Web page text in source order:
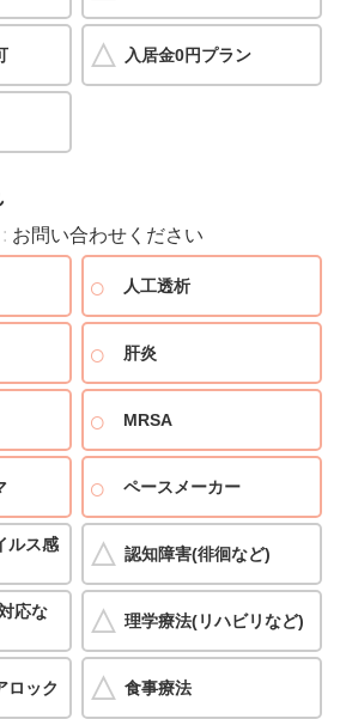
入居金0円プラン
お問い合わせください
人工透析
肝炎
MRSA
ペースメーカー
ルス感
認知障害(徘徊など)
応な
理学療法(リハビリなど)
ロック 食事療法